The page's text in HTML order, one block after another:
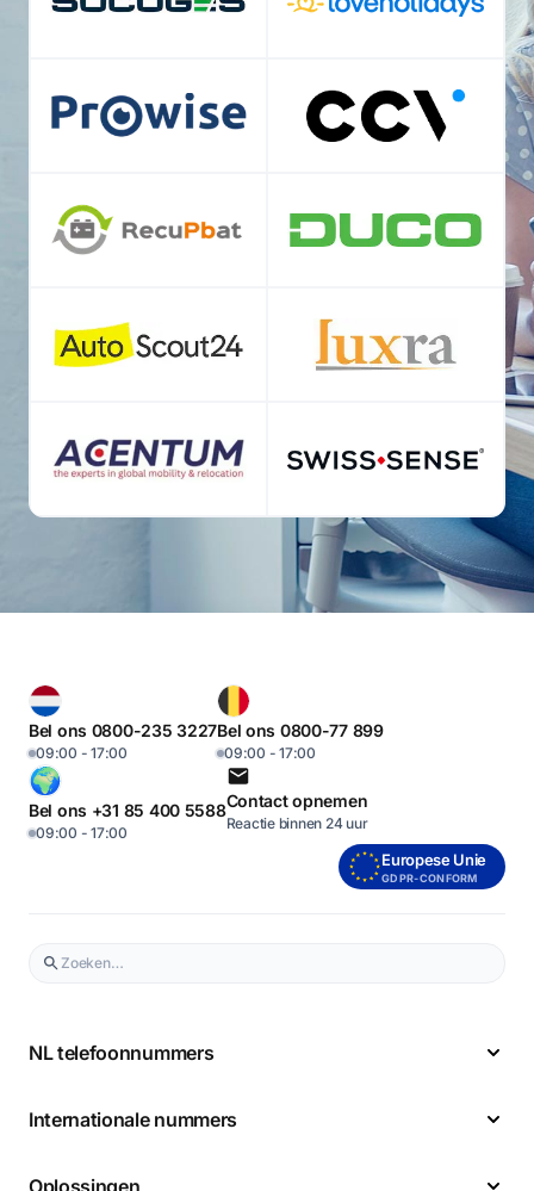
Bel ons 0800-235 3227
09:00 - 17:00
Bel ons 0800-77 899
09:00 - 17:00
Bel ons +31 85 400 5588
09:00 - 17:00
Contact opnemen
Reactie binnen 24 uur
Europese Unie
GDPR-CONFORM
NL telefoonnummers
Internationale nummers
Oplossingen